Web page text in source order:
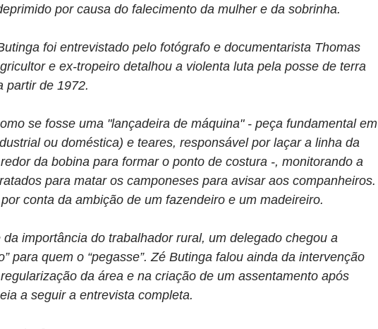
por causa do falecimento da mulher e da sobrinha.
foi entrevistado pelo fotógrafo e documentarista Thomas
e ex-tropeiro detalhou a violenta luta pela posse de terra
partir de 1972.
se fosse uma "lançadeira de máquina" - peça fundamental em
ou doméstica) e teares, responsável por laçar a linha da
da bobina para formar o ponto de costura -, monitorando a
para matar os camponeses para avisar aos companheiros.
conta da ambição de um fazendeiro e um madeireiro.
importância do trabalhador rural, um delegado chegou a
para quem o “pegasse”. Zé Butinga falou ainda da intervenção
da área e na criação de um assentamento após
a seguir a entrevista completa.